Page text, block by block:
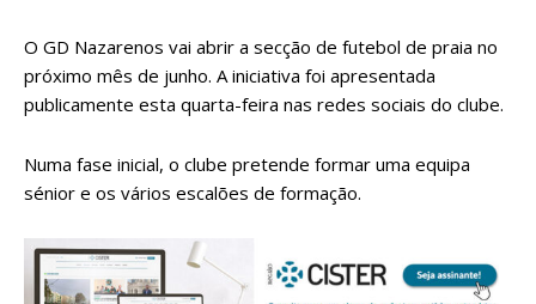
O GD Nazarenos vai abrir a secção de futebol de praia no
próximo mês de junho. A iniciativa foi apresentada
publicamente esta quarta-feira nas redes sociais do clube.
Numa fase inicial, o clube pretende formar uma equipa
sénior e os vários escalões de formação.